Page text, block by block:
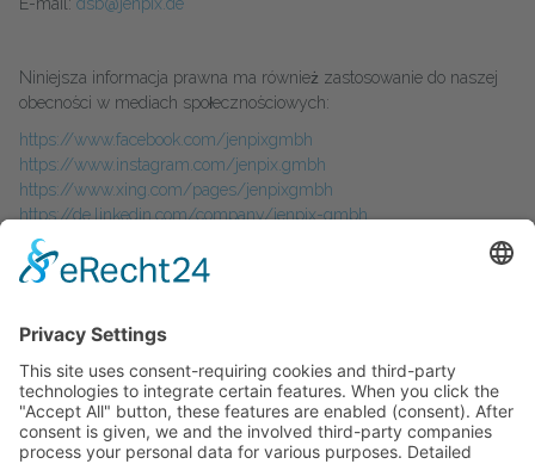
Niniejsza informacja prawna ma również zastosowanie do naszej
obecności w mediach społecznościowych:
https://www.facebook.com/jenpixgmbh
https://www.instagram.com/jenpix.gmbh
https://www.xing.com/pages/jenpixgmbh
https://de.linkedin.com/company/jenpix-gmbh
Dane firmy